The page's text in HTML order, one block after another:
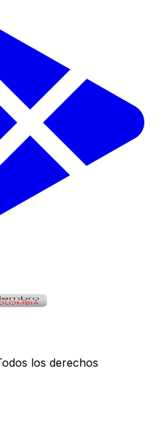
los derechos